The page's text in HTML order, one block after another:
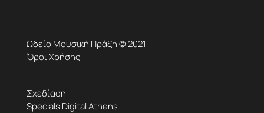
Ωδείο Μουσική Πράξη © 2021
Όροι Χρήσης
Σχεδίαση
Specials Digital Athens